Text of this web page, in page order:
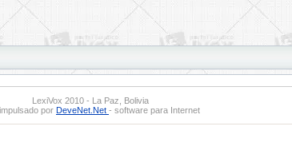
LexiVox 2010 - La Paz, Bolivia
por DeveNet.Net - software para Internet